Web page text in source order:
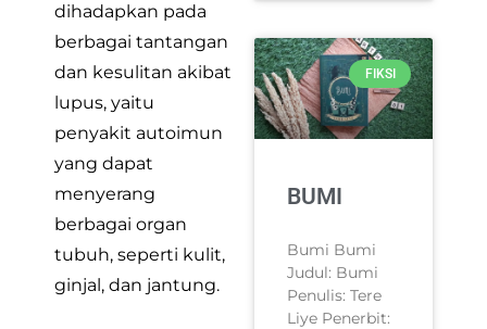
dihadapkan pada
berbagai tantangan
dan kesulitan akibat
lupus, yaitu
penyakit autoimun
yang dapat
menyerang
berbagai organ
tubuh, seperti kulit,
ginjal, dan jantung.
FIKSI
BUMI
Bumi Bumi
Judul: Bumi
Penulis: Tere
Liye Penerbit: